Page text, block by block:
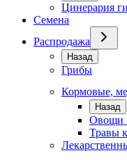
Цинерария
Семена
Распродажа
Назад
Грибы
Кормовые,
Назад
Овощи
Травы